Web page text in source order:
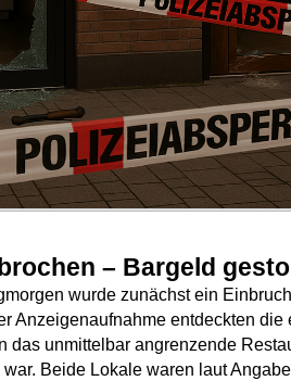
– Bargeld
wurde zunächst ein
Anzeigenaufnahme entdeckten die
das unmittelbar angrenzende
Beide Lokale waren laut